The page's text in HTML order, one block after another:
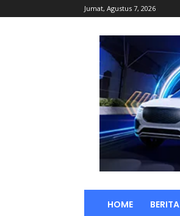
Jumat, Agustus 7, 2026
HOME BERITA